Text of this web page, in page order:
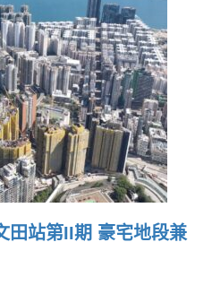
田站第II期 豪宅地段兼